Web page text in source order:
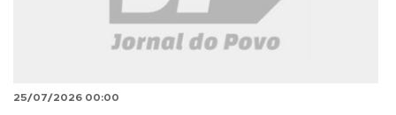
25/07/2026 00:00